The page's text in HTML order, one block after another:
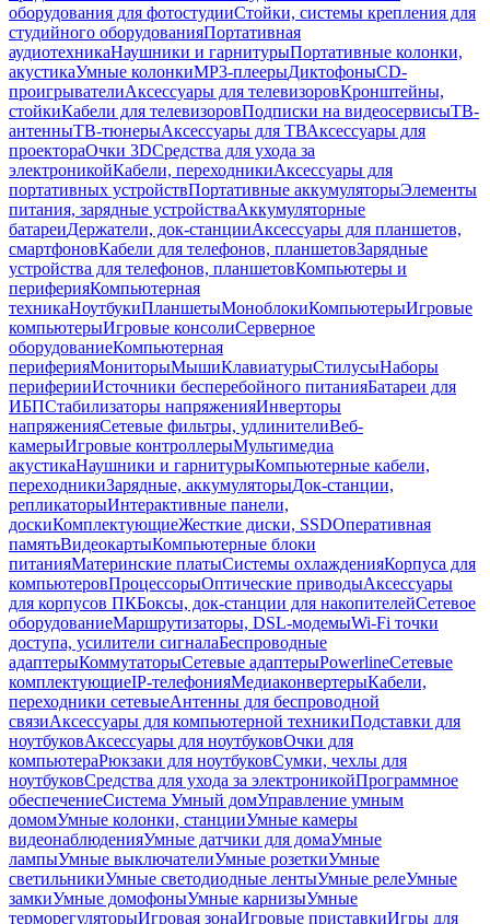
оборудования для фотостудииСтойки, системы крепления для
студийного оборудованияПортативная
аудиотехникаНаушники и гарнитурыПортативные колонки,
акустикаУмные колонкиMP3-плеерыДиктофоныCD-
проигрывателиАксессуары для телевизоровКронштейны,
стойкиКабели для телевизоровПодписки на видеосервисыТВ-
антенныТВ-тюнерыАксессуары для ТВАксессуары для
проектораОчки 3DСредства для ухода за
электроникойКабели, переходникиАксессуары для
портативных устройствПортативные аккумуляторыЭлементы
питания, зарядные устройстваАккумуляторные
батареиДержатели, док-станцииАксессуары для планшетов,
смартфоновКабели для телефонов, планшетовЗарядные
устройства для телефонов, планшетовКомпьютеры и
периферияКомпьютерная
техникаНоутбукиПланшетыМоноблокиКомпьютерыИгровые
компьютерыИгровые консолиСерверное
оборудованиеКомпьютерная
периферияМониторыМышиКлавиатурыСтилусыНаборы
периферииИсточники бесперебойного питанияБатареи для
ИБПСтабилизаторы напряженияИнверторы
напряженияСетевые фильтры, удлинителиВеб-
камерыИгровые контроллерыМультимедиа
акустикаНаушники и гарнитурыКомпьютерные кабели,
переходникиЗарядные, аккумуляторыДок-станции,
репликаторыИнтерактивные панели,
доскиКомплектующиеЖесткие диски, SSDОперативная
памятьВидеокартыКомпьютерные блоки
питанияМатеринские платыСистемы охлажденияКорпуса для
компьютеровПроцессорыОптические приводыАксессуары
для корпусов ПКБоксы, док-станции для накопителейСетевое
оборудованиеМаршрутизаторы, DSL-модемыWi-Fi точки
доступа, усилители сигналаБеспроводные
адаптерыКоммутаторыСетевые адаптерыPowerlineСетевые
комплектующиеIP-телефонияМедиаконвертерыКабели,
переходники сетевыеАнтенны для беспроводной
связиАксессуары для компьютерной техникиПодставки для
ноутбуковАксессуары для ноутбуковОчки для
компьютераРюкзаки для ноутбуковСумки, чехлы для
ноутбуковСредства для ухода за электроникойПрограммное
обеспечениеСистема Умный домУправление умным
домомУмные колонки, станцииУмные камеры
видеонаблюденияУмные датчики для домаУмные
лампыУмные выключателиУмные розеткиУмные
светильникиУмные светодиодные лентыУмные релеУмные
замкиУмные домофоныУмные карнизыУмные
терморегуляторыИгровая зонаИгровые приставкиИгры для